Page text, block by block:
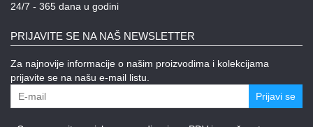
24/7 - 365 dana u godini
PRIJAVITE SE NA NAŠ NEWSLETTER
Za najnovije informacije o našim proizvodima i kolekcijama
prijavite se na našu e-mail listu.
Prijavi se